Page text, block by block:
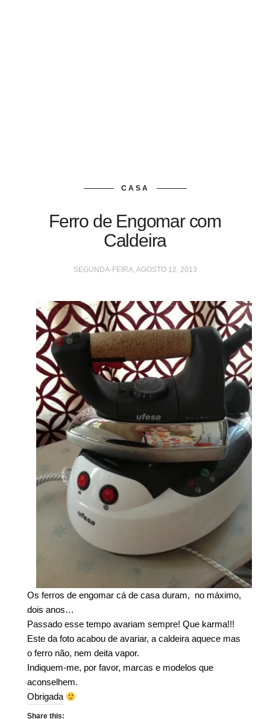
CASA
Ferro de Engomar com
Caldeira
SEGUNDA-FEIRA, AGOSTO 12, 2013
Os ferros de engomar cá de casa duram, no máximo,
dois anos…
Passado esse tempo avariam sempre! Que karma!!!
Este da foto acabou de avariar, a caldeira aquece mas
o ferro não, nem deita vapor.
Indiquem-me, por favor, marcas e modelos que
aconselhem.
Obrigada
Share this: